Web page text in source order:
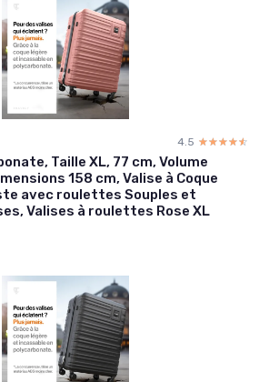
4.5 ☆☆☆☆☆
★★★★★
Taille XL, 77 cm, Volume
158 cm, Valise à Coque
avec roulettes Souples et
Valises à roulettes Rose XL